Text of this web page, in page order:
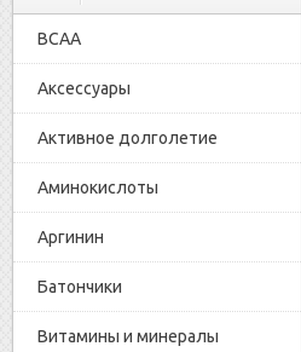
BCAA
Аксессуары
Активное долголетие
Аминокислоты
Аргинин
Батончики
Витамины и минералы